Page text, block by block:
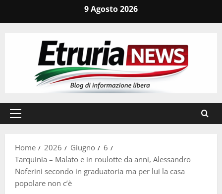
9 Agosto 2026
Menu
Home
2026 Giugno
6
Tarquinia – Malato e in roulotte da anni, Alessandro
Noferini secondo in graduatoria ma per lui la casa
popolare non c’è